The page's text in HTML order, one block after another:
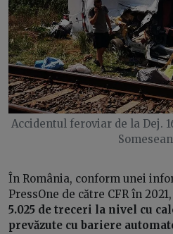
Accidentul feroviar de la Dej.
În România, conform unei
PressOne de către CFR în
5.025 de treceri la nivel cu
prevăzute cu bariere